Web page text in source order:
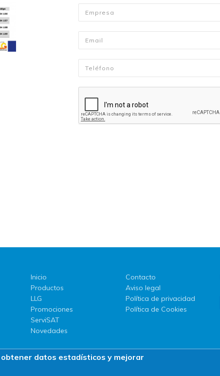
Empresa
Email *
Telefono
Inicio
Productos
LLG
Promociones
ServiSAT
Novedades
Contacto
Aviso legal
Política de privacidad
Política de Cookies
datos estadísticos y mejorar